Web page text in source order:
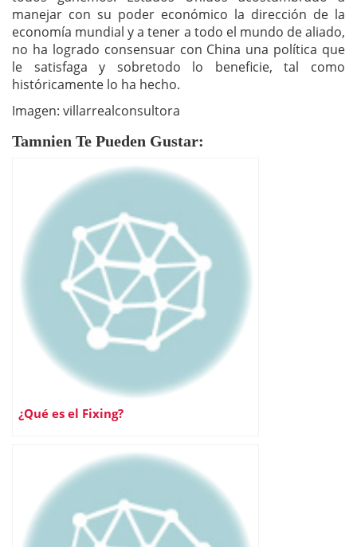
manejar con su poder económico la dirección de la
economía mundial y a tener a todo el mundo de aliado,
no ha logrado consensuar con China una política que
le satisfaga y sobretodo lo beneficie, tal como
históricamente lo ha hecho.
Imagen: villarrealconsultora
Tamnien Te Pueden Gustar:
¿Qué es el Fixing?